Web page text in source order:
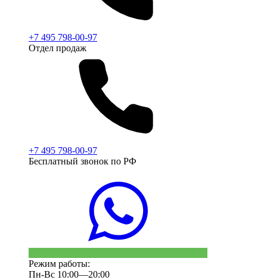
+7 495 798-00-97
Отдел продаж
+7 495 798-00-97
Бесплатный звонок по РФ
Режим работы:
Пн-Вс 10:00—20:00